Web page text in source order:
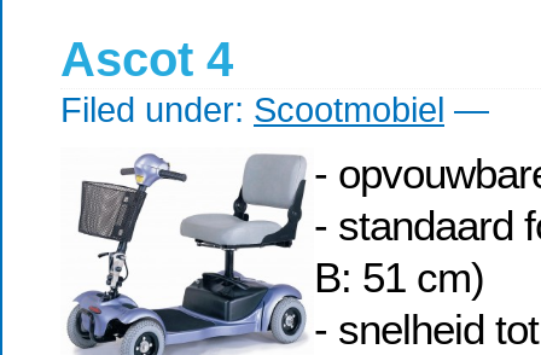
Ascot 4
Filed under: Scootmobiel —
-
- standaard
B: 51 cm)
- snelheid